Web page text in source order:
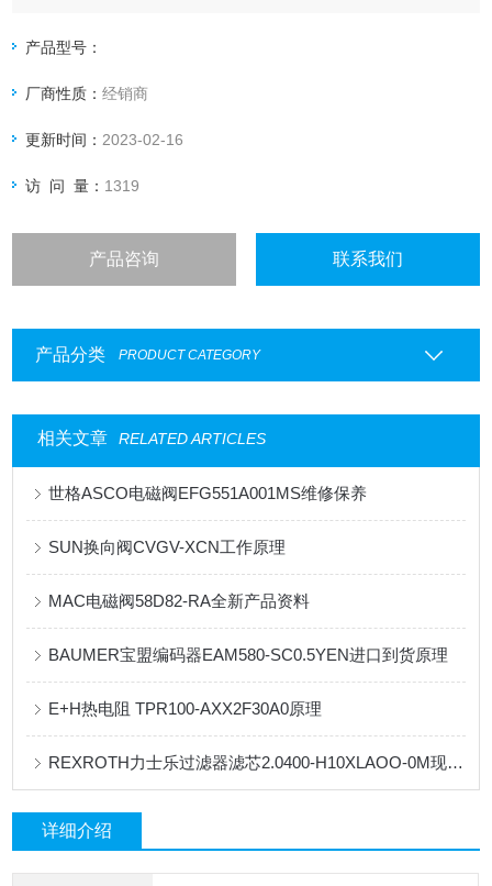
报价快:对于优势品牌我们有*的价目表，并且每天保持跟供货
货给我们提供固定折扣，确保我们给客户优惠的价格。
产品型号：
厂商性质：经销商
更新时间： 2023-02-16
访 问 量： 1319
产品咨询 联系我们
产品分类 PRODUCT CATEGORY
相关文章 RELATED ARTICLES
世格ASCO电磁阀EFG551A001MS维修保养
SUN换向阀CVGV-XCN工作原理
MAC电磁阀58D82-RA全新产品资料
BAUMER宝盟编码器EAM580-SC0.5YEN进口到货原理
E+H热电阻 TPR100-AXX2F30A0原理
REXROTH力士乐过滤器滤芯2.0400-H10XLAOO-0M现货到货
详细介绍